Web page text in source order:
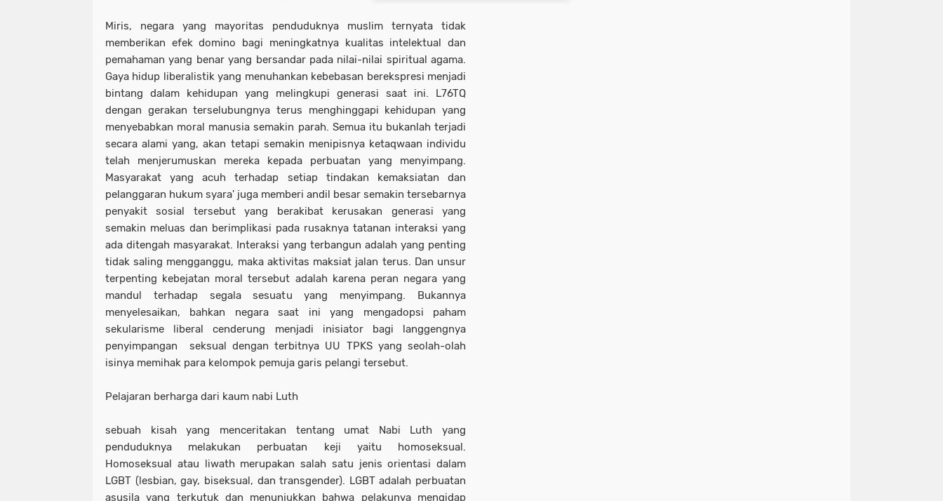
Miris, negara yang mayoritas penduduknya muslim ternyata tidak
memberikan efek domino bagi meningkatnya kualitas intelektual dan
pemahaman yang benar yang bersandar pada nilai-nilai spiritual agama.
Gaya hidup liberalistik yang menuhankan kebebasan berekspresi menjadi
bintang dalam kehidupan yang melingkupi generasi saat ini. L76TQ
dengan gerakan terselubungnya terus menghinggapi kehidupan yang
menyebabkan moral manusia semakin parah. Semua itu bukanlah terjadi
secara alami yang, akan tetapi semakin menipisnya ketaqwaan individu
telah menjerumuskan mereka kepada perbuatan yang menyimpang.
Masyarakat yang acuh terhadap setiap tindakan kemaksiatan dan
pelanggaran hukum syara' juga memberi andil besar semakin tersebarnya
penyakit sosial tersebut yang berakibat kerusakan generasi yang
semakin meluas dan berimplikasi pada rusaknya tatanan interaksi yang
ada ditengah masyarakat. Interaksi yang terbangun adalah yang penting
tidak saling mengganggu, maka aktivitas maksiat jalan terus. Dan unsur
terpenting kebejatan moral tersebut adalah karena peran negara yang
mandul terhadap segala sesuatu yang menyimpang. Bukannya
menyelesaikan, bahkan negara saat ini yang mengadopsi paham
sekularisme liberal cenderung menjadi inisiator bagi langgengnya
penyimpangan seksual dengan terbitnya UU TPKS yang seolah-olah
isinya memihak para kelompok pemuja garis pelangi tersebut.
Pelajaran berharga dari kaum nabi Luth
sebuah kisah yang menceritakan tentang umat Nabi Luth yang
penduduknya melakukan perbuatan keji yaitu homoseksual.
Homoseksual atau liwath merupakan salah satu jenis orientasi dalam
LGBT (lesbian, gay, biseksual, dan transgender). LGBT adalah perbuatan
asusila yang terkutuk dan menunjukkan bahwa pelakunya mengidap